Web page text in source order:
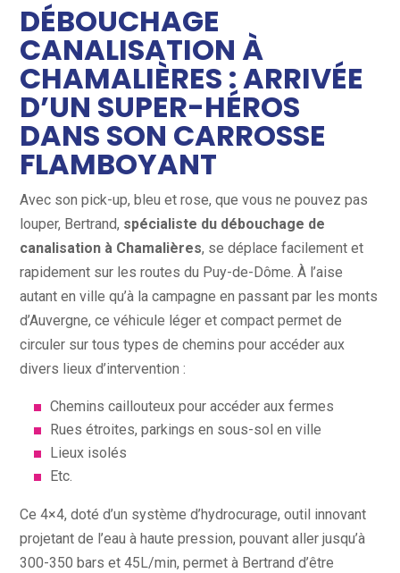
DÉBOUCHAGE
CANALISATION À
CHAMALIÈRES : ARRIVÉE
D’UN SUPER-HÉROS
DANS SON CARROSSE
FLAMBOYANT
Avec son pick-up, bleu et rose, que vous ne pouvez pas
louper, Bertrand, spécialiste du débouchage de
canalisation à Chamalières, se déplace facilement et
rapidement sur les routes du Puy-de-Dôme. À l’aise
autant en ville qu’à la campagne en passant par les monts
d’Auvergne, ce véhicule léger et compact permet de
circuler sur tous types de chemins pour accéder aux
divers lieux d’intervention :
Chemins caillouteux pour accéder aux fermes
Rues étroites, parkings en sous-sol en ville
Lieux isolés
Etc.
Ce 4×4, doté d’un système d’hydrocurage, outil innovant
projetant de l’eau à haute pression, pouvant aller jusqu’à
300-350 bars et 45L/min, permet à Bertrand d’être